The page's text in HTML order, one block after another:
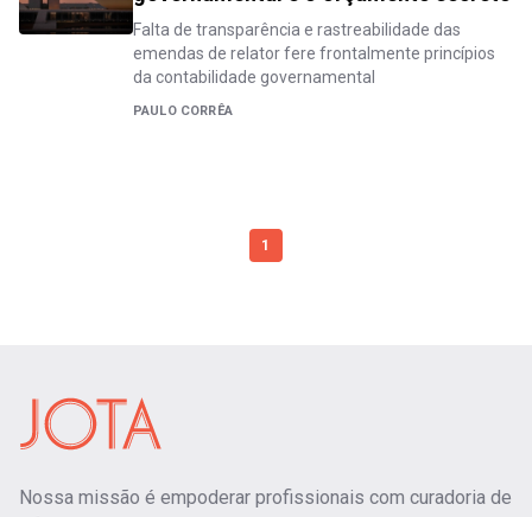
Falta de transparência e rastreabilidade das
emendas de relator fere frontalmente princípios
da contabilidade governamental
PAULO CORRÊA
1
Nossa missão é empoderar profissionais com curadoria de